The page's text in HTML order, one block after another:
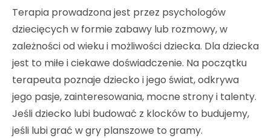
Terapia prowadzona jest przez psychologów
dziecięcych w formie zabawy lub rozmowy, w
zależności od wieku i możliwości dziecka. Dla dziecka
jest to miłe i ciekawe doświadczenie. Na początku
terapeuta poznaje dziecko i jego świat, odkrywa
jego pasje, zainteresowania, mocne strony i talenty.
Jeśli dziecko lubi budować z klocków to budujemy,
jeśli lubi grać w gry planszowe to gramy.